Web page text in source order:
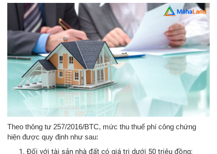
Theo thông tư 257/2016/BTC, mức thu thuế phí công chứng
hiện được quy định như sau:
Đối với tài sản nhà đất có giá trị dưới 50 triệu đồng: